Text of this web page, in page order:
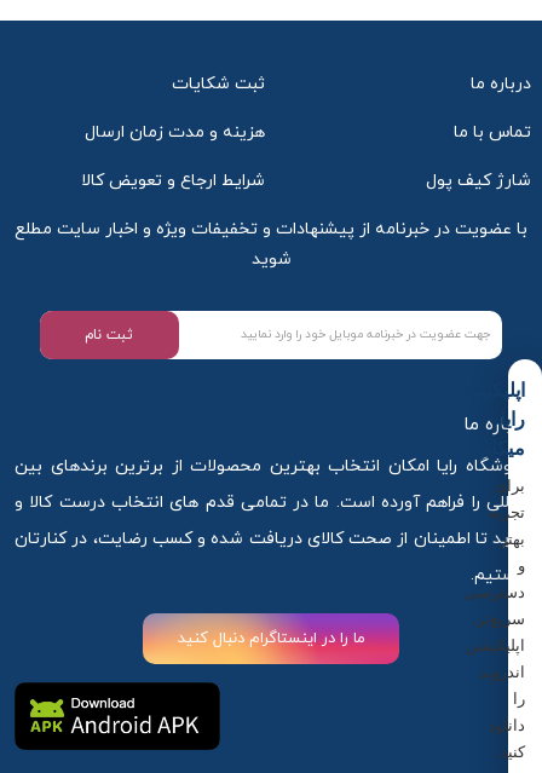
درباره ما ثبت شکایات
تماس با ما هزینه و مدت زمان ارسال
شارژ کیف پول شرایط ارجاع و تعویض کالا
با عضویت در خبرنامه از پیشنهادات و تخفیفات ویژه و اخبار سایت مطلع
شوید
ثبت نام
درباره ما
فروشگاه رایا امکان انتخاب بهترین محصولات از برترین برندهای بین
المللی را فراهم آورده است. ما در تمامی قدم های انتخاب درست کالا و
خرید تا اطمینان از صحت کالای دریافت شده و کسب رضایت، در کنارتان
هستیم.
ما را در اینستاگرام دنبال کنید
اپلیکیشن
رایا
میکاپ
برای
تجربه
بهتر
و
دسترسی
سریع‌تر،
اپلیکیشن
اندروید
را
دانلود
کنید.